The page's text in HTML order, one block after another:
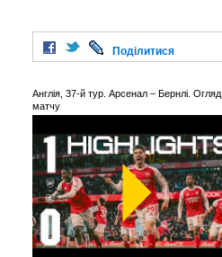
Поділитися
Англія, 37-й тур. Арсенал – Бернлі. Огляд
матчу